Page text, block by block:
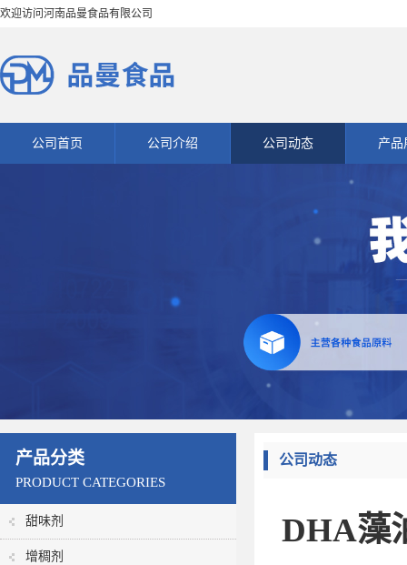
欢迎访问河南品曼食品有限公司
公司首页 公司介绍 公司动态 产品
产品分类
PRODUCT CATEGORIES
甜味剂
增稠剂
公司动态
DHA藻